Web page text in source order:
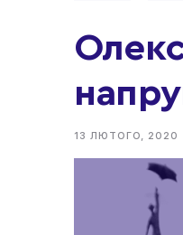
13 ЛЮТОГО, 2020